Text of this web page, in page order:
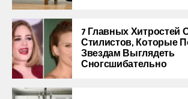
7 Главных Хитростей
Стилистов, Которые
Звездам Выглядеть
Сногсшибательно